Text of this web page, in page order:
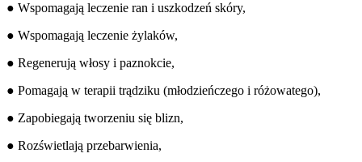
● Wspomagają leczenie ran i uszkodzeń skóry,
● Wspomagają leczenie żylaków,
● Regenerują włosy i paznokcie,
● Pomagają w terapii trądziku (młodzieńczego i różowatego),
● Zapobiegają tworzeniu się blizn,
● Rozświetlają przebarwienia,